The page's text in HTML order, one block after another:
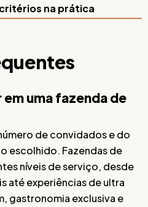
na prática
uma fazenda de
de convidados e do
escolhido. Fazendas de
níveis de serviço, desde
até experiências de ultra
gastronomia exclusiva e